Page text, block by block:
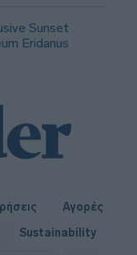
Sunset
Eridanus
Αγορές
Sustainability